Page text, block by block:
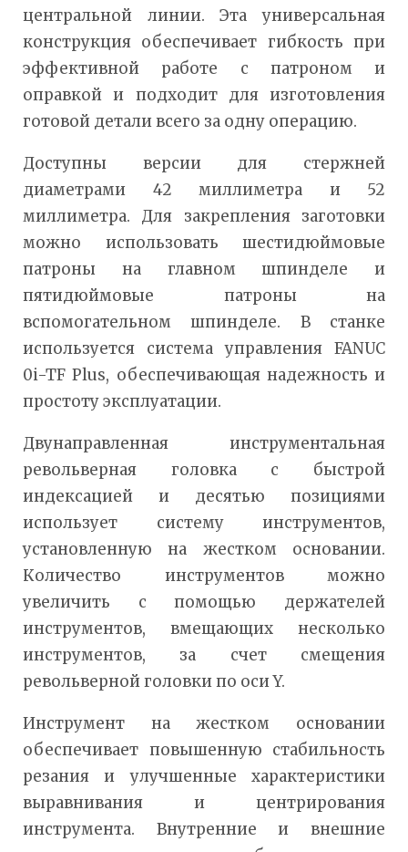
центральной линии. Эта универсальная
конструкция обеспечивает гибкость при
эффективной работе с патроном и
оправкой и подходит для изготовления
готовой детали всего за одну операцию.
Доступны версии для стержней
диаметрами 42 миллиметра и 52
миллиметра. Для закрепления заготовки
можно использовать шестидюймовые
патроны на главном шпинделе и
пятидюймовые патроны на
вспомогательном шпинделе. В станке
используется система управления FANUC
0i-TF Plus, обеспечивающая надежность и
простоту эксплуатации.
Двунаправленная инструментальная
револьверная головка с быстрой
индексацией и десятью позициями
использует систему инструментов,
установленную на жестком основании.
Количество инструментов можно
увеличить с помощью держателей
инструментов, вмещающих несколько
инструментов, за счет смещения
револьверной головки по оси Y.
Инструмент на жестком основании
обеспечивает повышенную стабильность
резания и улучшенные характеристики
выравнивания и центрирования
инструмента. Внутренние и внешние